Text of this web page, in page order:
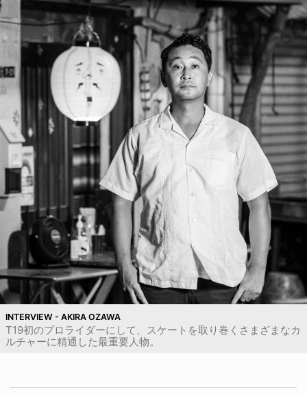
INTERVIEW - AKIRA OZAWA
T19初のプロライダーにして、スケートを取り巻くさまざまなカ
ルチャーに精通した最重要人物。